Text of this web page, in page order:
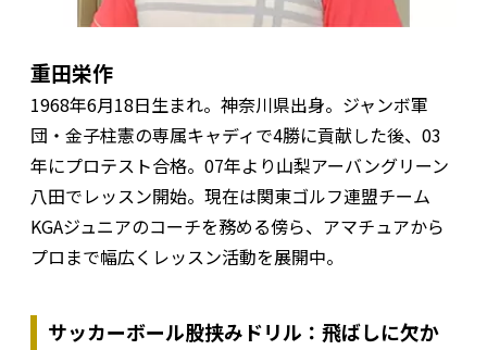
重田栄作
1968年6月18日生まれ。神奈川県出身。ジャンボ軍
団・金子柱憲の専属キャディで4勝に貢献した後、03
年にプロテスト合格。07年より山梨アーバングリーン
八田でレッスン開始。現在は関東ゴルフ連盟チーム
KGAジュニアのコーチを務める傍ら、アマチュアから
プロまで幅広くレッスン活動を展開中。
サッカーボール股挟みドリル：飛ばしに欠か